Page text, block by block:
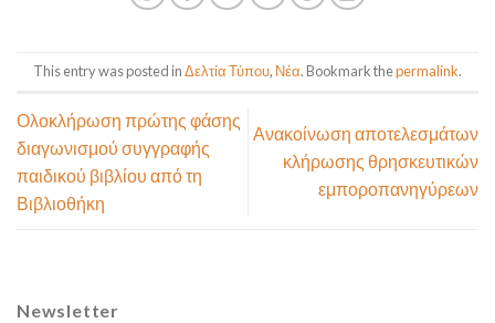
This entry was posted inΔελτία Τύπου, Νέα. Bookmark thepermalink.
Ολοκλήρωση πρώτης φάσης
διαγωνισμού συγγραφής
παιδικού βιβλίου από τη
Βιβλιοθήκη
Ανακοίνωση αποτελεσμάτων
κλήρωσης θρησκευτικών
εμποροπανηγύρεων
Newsletter